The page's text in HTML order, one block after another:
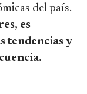
del país.
es
tendencias y